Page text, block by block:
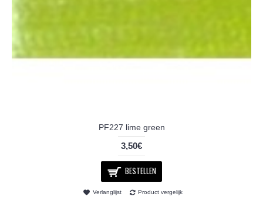
PF227 lime green
3,50€
BESTELLEN
Verlanglijst Product vergelijk